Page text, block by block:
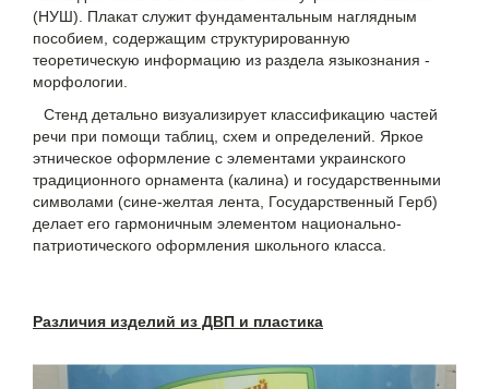
(НУШ). Плакат служит фундаментальным наглядным
пособием, содержащим структурированную
теоретическую информацию из раздела языкознания -
морфологии.
Стенд детально визуализирует классификацию частей
речи при помощи таблиц, схем и определений. Яркое
этническое оформление с элементами украинского
традиционного орнамента (калина) и государственными
символами (сине-желтая лента, Государственный Герб)
делает его гармоничным элементом национально-
патриотического оформления школьного класса.
Различия изделий из ДВП и пластика